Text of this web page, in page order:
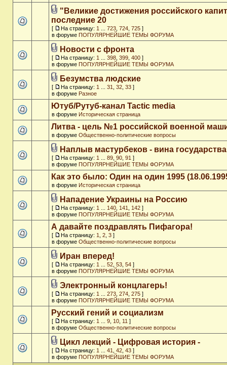
"Великие достижения российского
последние 20
[ На страницу: 1 723 724 725 ]
в форуме ПОПУЛЯРНЕЙШИЕ ТЕМЫ ФОРУМА
Новости с фронта
[ На страницу: 1 398 399 400 ]
в форуме ПОПУЛЯРНЕЙШИЕ ТЕМЫ ФОРУМА
Безумства людские
[ На страницу: 1 31 32 33 ]
в форуме Разное
Ютуб/Рутуб-канал Tactic media
в форуме Историческая страница
Литва - цель №1 российской военной
в форуме Общественно-политические вопросы
Наплыв мастурбеков - вина государства
[ На страницу: 1 89 90 91 ]
в форуме ПОПУЛЯРНЕЙШИЕ ТЕМЫ ФОРУМА
Как это было: Один на один 1995
в форуме Историческая страница
Нападение Украины на Россию
[ На страницу: 1 140 141 142 ]
в форуме ПОПУЛЯРНЕЙШИЕ ТЕМЫ ФОРУМА
А давайте поздравлять Пифагора!
[ На страницу: 1 2 3 ]
в форуме Общественно-политические вопросы
Иран вперед!
[ На страницу: 1 52 53 54 ]
в форуме ПОПУЛЯРНЕЙШИЕ ТЕМЫ ФОРУМА
Электронный концлагерь!
[ На страницу: 1 273 274 275 ]
в форуме ПОПУЛЯРНЕЙШИЕ ТЕМЫ ФОРУМА
Русский гений и социализм
[ На страницу: 1 9 10 11 ]
в форуме Общественно-политические вопросы
Цикл лекций - Цифровая история -
[ На страницу: 1 41 42 43 ]
в форуме ПОПУЛЯРНЕЙШИЕ ТЕМЫ ФОРУМА